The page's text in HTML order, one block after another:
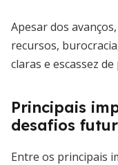
Apesar dos
recursos,
claras e escassez
Principais
desafios
Entre os principais